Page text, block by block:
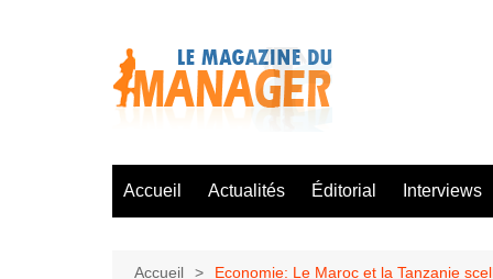
Accueil Actualités Éditorial Interviews
Accueil Economie: Le Maroc et la Tanzanie